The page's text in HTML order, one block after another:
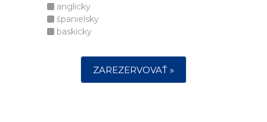
anglicky
španielsky
baskicky
ZAREZERVOVAŤ »